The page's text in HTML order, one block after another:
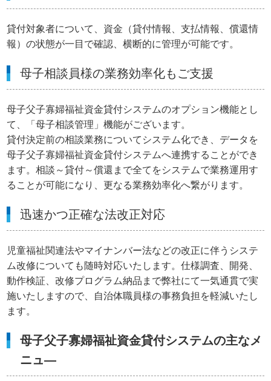
貸付対象者について、資金（貸付情報、支払情報、償還情
報）の状態が一目で確認、横断的に管理が可能です。
母子相談員様の業務効率化もご支援
母子父子寡婦福祉資金貸付システムのオプション機能とし
て、「母子相談管理」機能がございます。
貸付決定前の相談業務についてシステム化でき、データを
母子父子寡婦福祉資金貸付システムへ連携することができ
ます。相談～貸付～償還まで全てをシステムで業務運用す
ることが可能になり、更なる業務効率化へ繋がります。
迅速かつ正確な法改正対応
児童福祉関連法やマイナンバー法などの改正に伴うシステ
ム改修についても随時対応いたします。仕様調査、開発、
動作検証、改修プログラム納品まで弊社にて一気通貫で実
施いたしますので、自治体職員様の事務負担を軽減いたし
ます。
母子父子寡婦福祉資金貸付システムの主なメ
ニュ―